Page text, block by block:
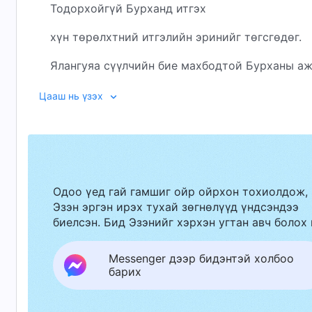
Тодорхойгүй Бурханд итгэх
хүн төрөлхтний итгэлийн эринийг төгсгөдөг.
Ялангуяа сүүлчийн бие махбодтой Бурханы
бүх хүн төрөлхтнийг илүү бодит,
хүнд жинхэнэ, энгийн, зөвт, ариун Бурханыг,
удирдлагын төлөвлөгөөг нээдэг Бурханыг
Тэр хүн төрөлхтний нууц, хүрэх газрыг
Тэр хүн төрөлхтнийг бүтээсэн ба
Цааш нь үзэх
Одоо үед гай гамшиг ойр ойрхон тохиолдож,
Эзэн эргэн ирэх тухай зөгнөлүүд үндсэндээ
биелсэн. Бид Эзэнийг хэрхэн угтан авч болох
Messenger дээр бидэнтэй холбоо
барих